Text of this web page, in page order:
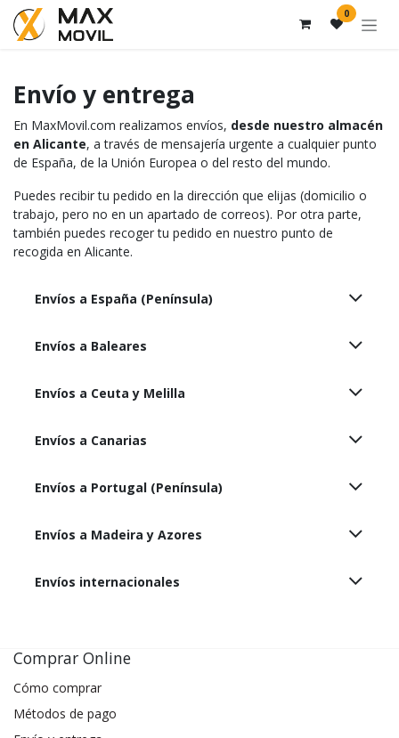
Se rendre au contenu 0
Envío y entrega
En MaxMovil.com realizamos envíos, desde nuestro almacén
en Alicante, a través de mensajería urgente a cualquier punto
de España, de la Unión Europea o del resto del mundo.
Puedes recibir tu pedido en la dirección que elijas (domicilio o
trabajo, pero no en un apartado de correos). Por otra parte,
también puedes recoger tu pedido en nuestro punto de
recogida en Alicante.
Envíos a España (Península)
Envíos a Baleares
Envíos a Ceuta y Melilla
Envíos a Canarias
Envíos a Portugal (Península)
Envíos a Madeira y Azores
Envíos internacionales
Comprar Online
Cómo comprar
Métodos de pago